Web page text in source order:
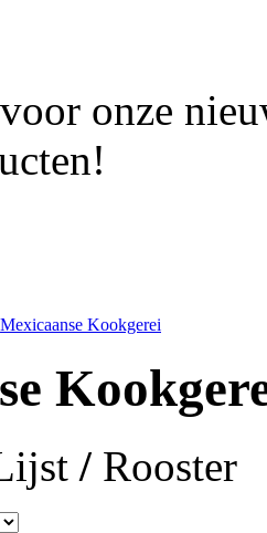
onze
Mexicaanse Kookgerei
/ Rooster